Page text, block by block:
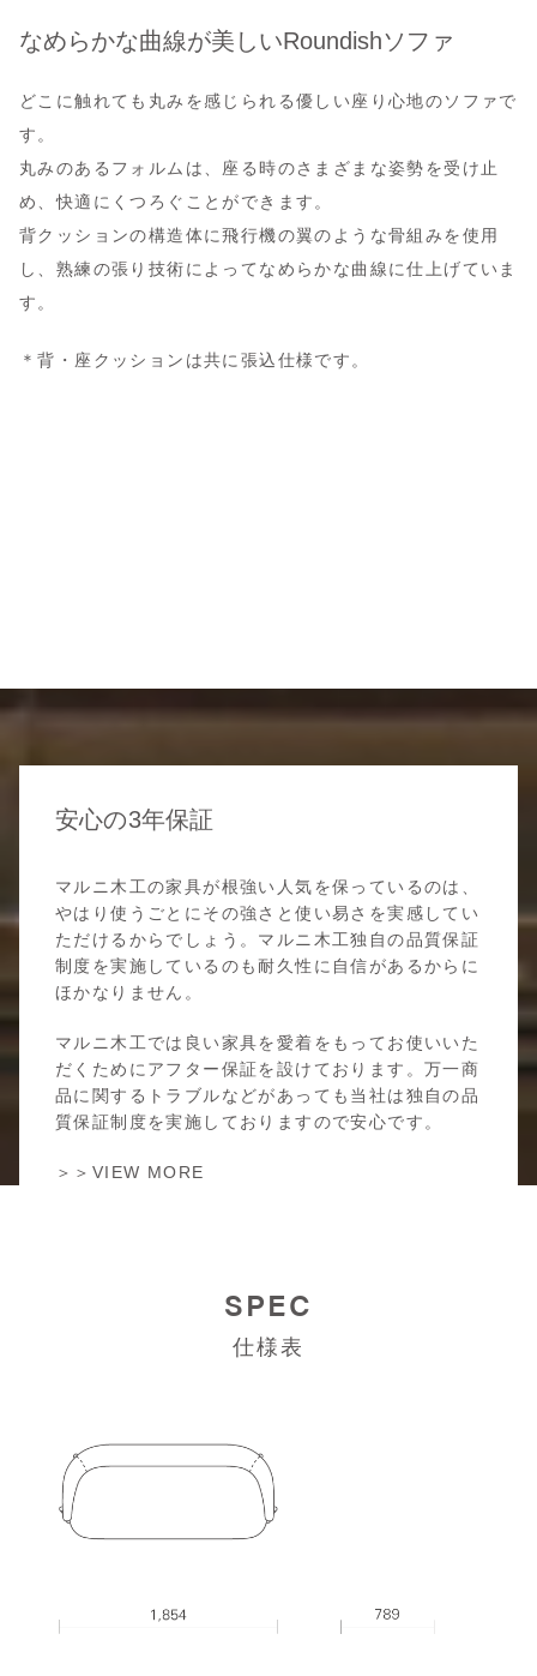
なめらかな曲線が美しいRoundishソファ
どこに触れても丸みを感じられる優しい座り心地のソファで
す。
丸みのあるフォルムは、座る時のさまざまな姿勢を受け止
め、快適にくつろぐことができます。
背クッションの構造体に飛行機の翼のような骨組みを使用
し、熟練の張り技術によってなめらかな曲線に仕上げていま
す。
＊背・座クッションは共に張込仕様です。
安心の3年保証
マルニ木工の家具が根強い人気を保っているのは、
やはり使うごとにその強さと使い易さを実感してい
ただけるからでしょう。マルニ木工独自の品質保証
制度を実施しているのも耐久性に自信があるからに
ほかなりません。
マルニ木工では良い家具を愛着をもってお使いいた
だくためにアフター保証を設けております。万一商
品に関するトラブルなどがあっても当社は独自の品
質保証制度を実施しておりますので安心です。
＞＞VIEW MORE
SPEC
仕様表